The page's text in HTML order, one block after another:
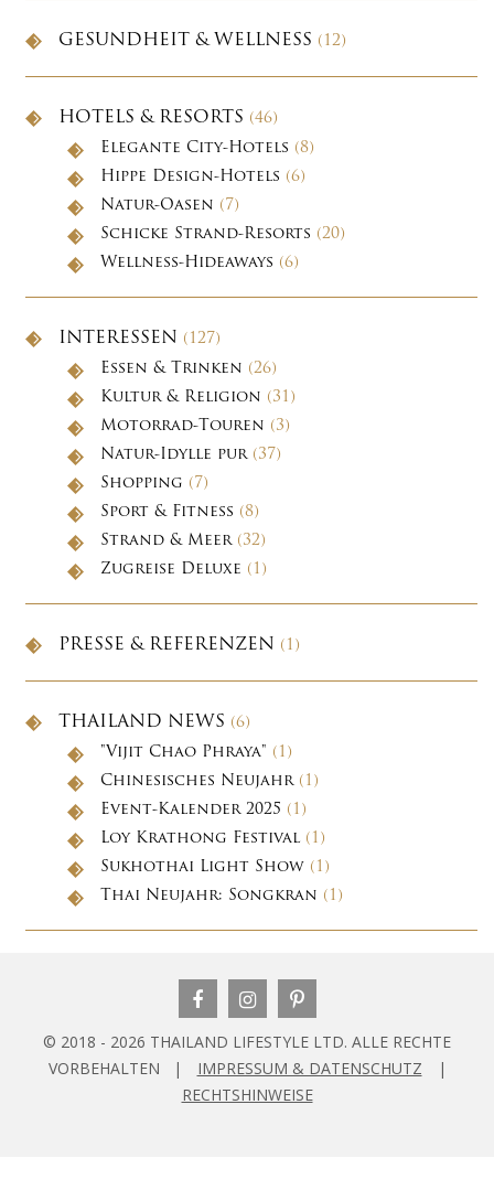
GESUNDHEIT & WELLNESS (12)
HOTELS & RESORTS (46)
Elegante City-Hotels (8)
Hippe Design-Hotels (6)
Natur-Oasen (7)
Schicke Strand-Resorts (20)
Wellness-Hideaways (6)
INTERESSEN (127)
Essen & Trinken (26)
Kultur & Religion (31)
Motorrad-Touren (3)
Natur-Idylle pur(37)
Shopping (7)
Sport & Fitness (8)
Strand & Meer(32)
Zugreise Deluxe (1)
PRESSE & REFERENZEN (1)
THAILAND NEWS (6)
"Vijit Chao Phraya" (1)
Chinesisches Neujahr(1)
Event-Kalender 2025 (1)
Loy Krathong Festival (1)
Sukhothai Light Show (1)
Thai Neujahr: Songkran (1)
© 2018 - 2026 THAILAND LIFESTYLE LTD. ALLE RECHTE
VORBEHALTEN |
IMPRESSUM & DATENSCHUTZ
|
RECHTSHINWEISE